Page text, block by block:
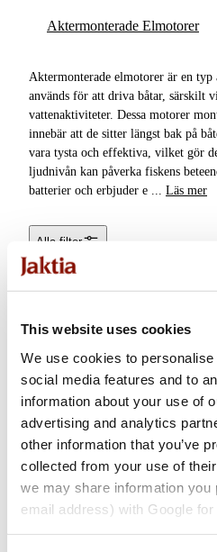
This website uses cookies
We use cookies to
social media features and to
information about your use of
advertising and analytics
other information that you’ve
collected from your use of
we may share information
email address) with Google
Ekolod & Plotter
Elmotorer
Marinbatterier
& laddare
Pontonbåtar &
Gummibåtar
Båttillbehör
Aktermonterade Elmotorer
Aktermonterade elmotorer är en
används för att driva båtar, särskilt
vattenaktiviteter. Dessa motorer
innebär att de sitter längst bak på
vara tysta och effektiva, vilket gör
ljudnivån kan påverka fiskens
batterier och erbjuder e ... Läs mer
Alla filter
Savage Gear
Thruster 12V 55Lbs
Motor